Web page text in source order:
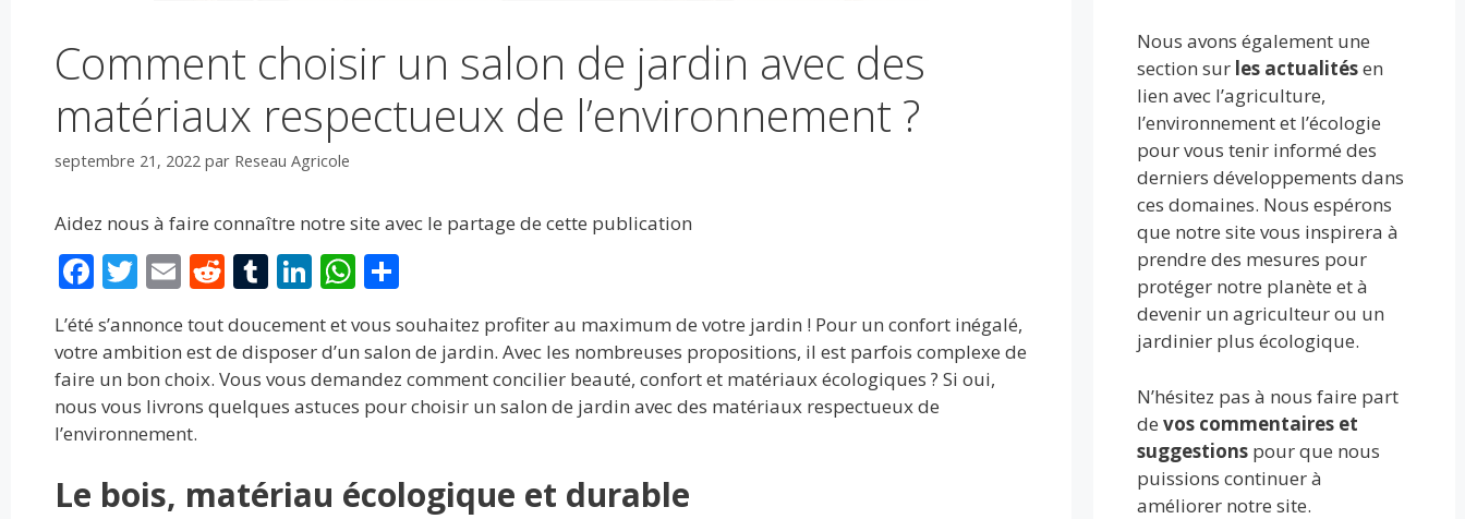
Comment choisir un salon de jardin avec des
matériaux respectueux de l’environnement ?
septembre 21, 2022 par Reseau Agricole
Aidez nous à faire connaître notre site avec le partage de cette publication
F
ac
e
b
o
o
k
T
itt
er
E
ai
l
R
e
d
di
t
T
m
bl
r
Li
k
e
dI
W
at
s
A
p
P
ar
ta
g
er
L’été s’annonce tout doucement et vous souhaitez profiter au maximum de votre jardin ! Pour un confort inégalé,
votre ambition est de disposer d’un salon de jardin. Avec les nombreuses propositions, il est parfois complexe de
faire un bon choix. Vous vous demandez comment concilier beauté, confort et matériaux écologiques ? Si oui,
nous vous livrons quelques astuces pour choisir un salon de jardin avec des matériaux respectueux de
l’environnement.
Le bois, matériau écologique et durable
Nous avons également une
section sur les actualitésen
lien avec l’agriculture,
l’environnement et l’écologie
pour vous tenir informé des
derniers développements dans
ces domaines. Nous espérons
que notre site vous inspirera à
prendre des mesures pour
protéger notre planète et à
devenir un agriculteur ou un
jardinier plus écologique.
N’hésitez pas à nous faire part
devos commentaires et
suggestions pour que nous
puissions continuer à
améliorer notre site.